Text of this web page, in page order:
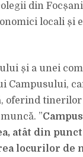
din
locali și
și a unei
Campusului,
oferind
”
atât din
locurilor de